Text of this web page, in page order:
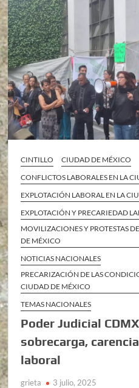
CINTILLO
CIUDAD DE MÉXICO
CONFLICTOS LABORALES EN LA
EXPLOTACIÓN LABORAL EN LA
EXPLOTACIÓN Y PRECARIEDAD
MOVILIZACIONES Y PROTESTAS
DE MÉXICO
NOTICIAS NACIONALES
PRECARIZACIÓN DE LAS
CIUDAD DE MÉXICO
TEMAS NACIONALES
Poder Judicial
sobrecarga,
laboral
grieta 3 julio, 2025